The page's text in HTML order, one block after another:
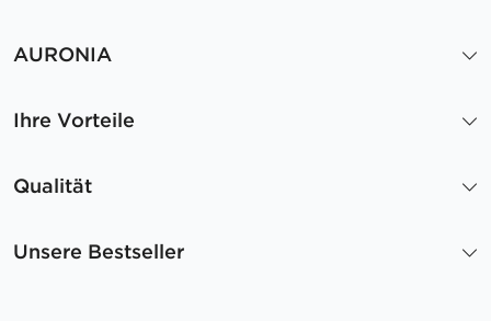
AURONIA
Ihre Vorteile
Qualität
Unsere Bestseller